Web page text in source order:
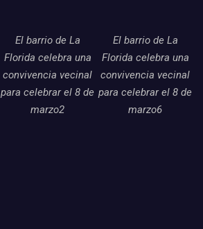
El barrio de La
Florida celebra una
convivencia vecinal
para celebrar el 8 de
marzo2
El barrio de La
Florida celebra una
convivencia vecinal
para celebrar el 8 de
marzo6